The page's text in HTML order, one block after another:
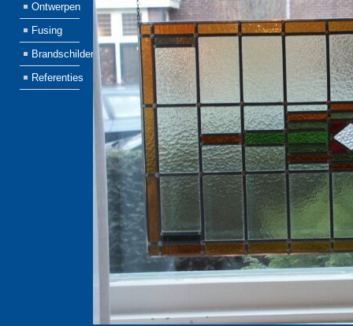
Ontwerpen
Fusing
Brandschilderen
Referenties